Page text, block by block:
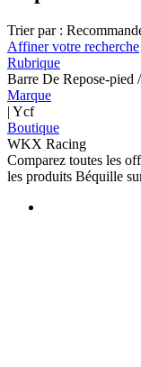
Trier par :
Affiner votre recherche
Rubrique
Barre De Repose-pied
Marque
| Ycf
Boutique
WKX Racing
Comparez toutes les
les produits Béquille